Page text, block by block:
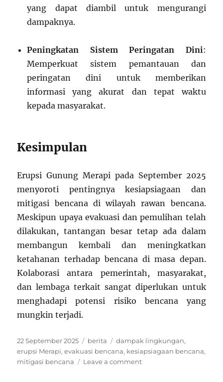
yang dapat diambil untuk mengurangi
dampaknya.
Peningkatan Sistem Peringatan Dini:
Memperkuat sistem pemantauan dan
peringatan dini untuk memberikan
informasi yang akurat dan tepat waktu
kepada masyarakat.
Kesimpulan
Erupsi Gunung Merapi pada September 2025
menyoroti pentingnya kesiapsiagaan dan
mitigasi bencana di wilayah rawan bencana.
Meskipun upaya evakuasi dan pemulihan telah
dilakukan, tantangan besar tetap ada dalam
membangun kembali dan meningkatkan
ketahanan terhadap bencana di masa depan.
Kolaborasi antara pemerintah, masyarakat,
dan lembaga terkait sangat diperlukan untuk
menghadapi potensi risiko bencana yang
mungkin terjadi.
Posted
on
22 September 2025 Categories
berita Tags
dampak lingkungan,
erupsi Merapi,evakuasi bencana, kesiapsiagaan bencana,
mitigasi bencana
Leave a commenton